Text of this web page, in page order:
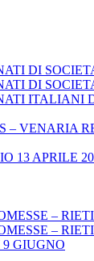
DI
DI
ITALIANI
– VENARIA
13 APRILE
–
–
GIUGNO